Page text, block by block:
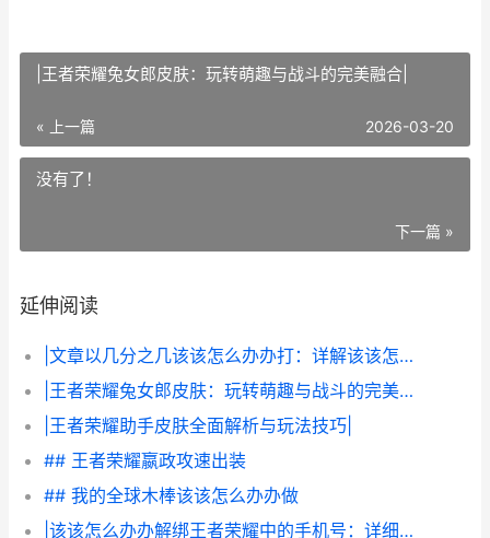
|王者荣耀兔女郎皮肤：玩转萌趣与战斗的完美融合|
« 上一篇 2026-03-20
没有了！
下一篇 »
延伸阅读
|文章以几分之几该该怎么办办打：详解该该怎么办办领会并运用“几分之几”的概念|
|王者荣耀兔女郎皮肤：玩转萌趣与战斗的完美融合|
|王者荣耀助手皮肤全面解析与玩法技巧|
## 王者荣耀嬴政攻速出装
## 我的全球木棒该该怎么办办做
|该该怎么办办解绑王者荣耀中的手机号：详细教程|